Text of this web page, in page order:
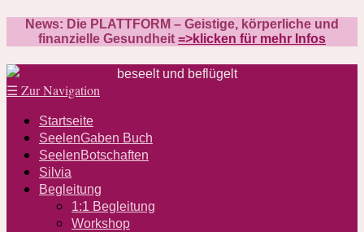
News: Die PLATTFORM – Geistige, körperliche und
finanzielle Gesundheit =>klicken für mehr Infos
beseelt und beflügelt
☰ Zur Navigation
Startseite
SeelenGaben Buch
SeelenBotschaften
Silvia
Begleitung
1:1 Begleitung
Workshop